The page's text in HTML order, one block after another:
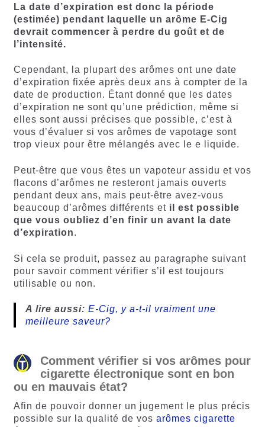
La date d’expiration est donc la période
(estimée) pendant laquelle un arôme E-Cig
devrait commencer à perdre du goût et de
l’intensité.
Cependant, la plupart des arômes ont une date
d’expiration fixée après deux ans à compter de la
date de production. Étant donné que les dates
d’expiration ne sont qu’une prédiction, même si
elles sont aussi précises que possible, c’est à
vous d’évaluer si vos arômes de vapotage sont
trop vieux pour être mélangés avec le e liquide.
Peut-être que vous êtes un vapoteur assidu et vos
flacons d’arômes ne resteront jamais ouverts
pendant deux ans, mais peut-être avez-vous
beaucoup d’arômes différents et il est possible
que vous oubliez d’en finir un avant la date
d’expiration.
Si cela se produit, passez au paragraphe suivant
pour savoir comment vérifier s’il est toujours
utilisable ou non.
A lire aussi: E-Cig, y a-t-il vraiment une
meilleure saveur?
Comment vérifier si vos arômes pour
cigarette électronique sont en bon
ou en mauvais état?
Afin de pouvoir donner un jugement le plus précis
possible sur la qualité de vos arômes cigarette